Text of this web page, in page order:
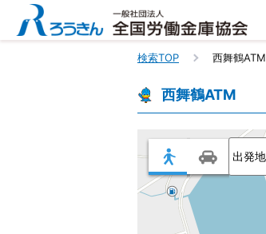
検索TOP 西舞鶴ATM
西舞鶴ATM